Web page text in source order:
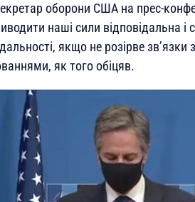
оборони США на прес-
наші сили відповідальна
якщо не розірве
як того обіцяв.